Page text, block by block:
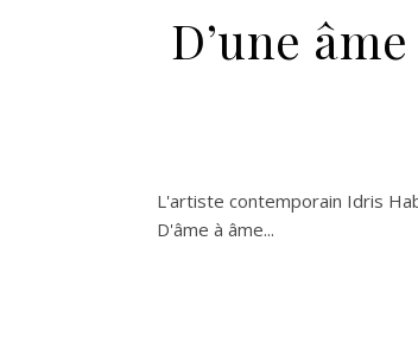
D’une
L'artiste contemporain Idris
D'âme à âme...